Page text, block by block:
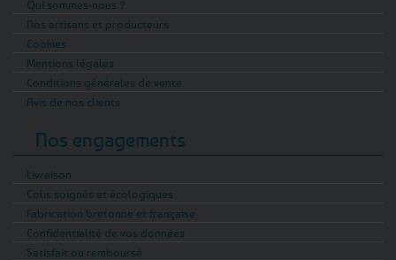
Qui sommes-nous ?
Nos artisans et producteurs
Cookies
Mentions légales
Conditions générales de vente
Avis de nos clients
Nos engagements
Livraison
Colis soignés et écologiques
Fabrication bretonne et française
Confidentialité de vos données
Satisfait ou remboursé